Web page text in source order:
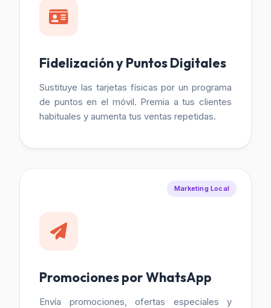
Fidelización y Puntos Digitales
Sustituye las tarjetas físicas por un programa
de puntos en el móvil. Premia a tus clientes
habituales y aumenta tus ventas repetidas.
Marketing Local
Promociones por WhatsApp
Envía promociones, ofertas especiales y